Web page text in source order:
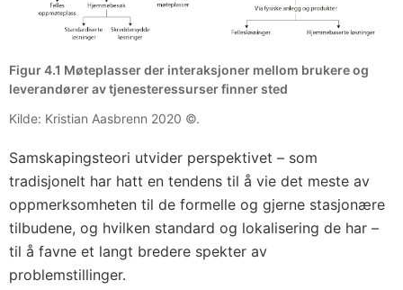
Figur 4.1 Møteplasser der interaksjoner mellom brukere og
leverandører av tjenesteressurser finner sted
Kilde: Kristian Aasbrenn 2020 ©.
Samskapingsteori utvider perspektivet – som
tradisjonelt har hatt en tendens til å vie det meste av
oppmerksomheten til de formelle og gjerne stasjonære
tilbudene, og hvilken standard og lokalisering de har –
til å favne et langt bredere spekter av
problemstillinger.